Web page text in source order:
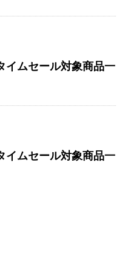
イムセール対象商品一
イムセール対象商品一